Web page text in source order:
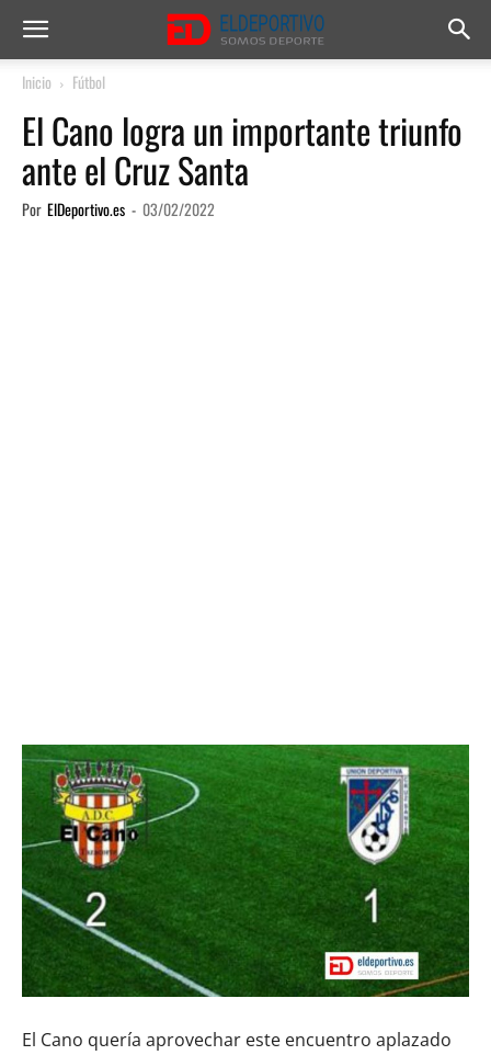
Inicio Fútbol
El Cano logra un importante triunfo
ante el Cruz Santa
Por ElDeportivo.es - 03/02/2022
El Cano quería aprovechar este encuentro aplazado